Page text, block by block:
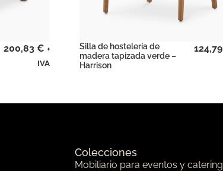
200,83 € +
IVA
Silla de hostelería de
madera tapizada verde –
Harrison
124,79
Colecciones
Mobiliario para eventos y catering